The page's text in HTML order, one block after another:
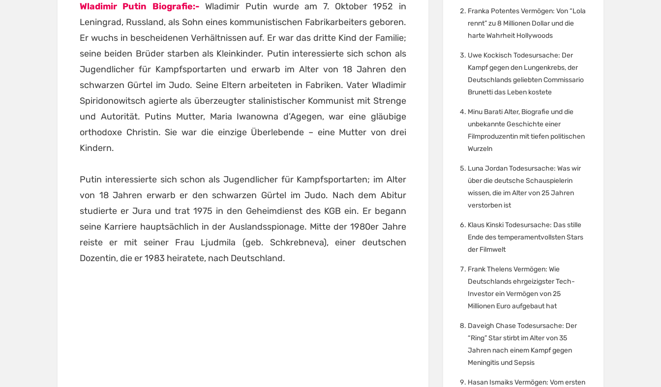
Wladimir Putin Biografie:- Wladimir Putin wurde am 7. Oktober 1952 in
Leningrad, Russland, als Sohn eines kommunistischen Fabrikarbeiters geboren.
Er wuchs in bescheidenen Verhältnissen auf. Er war das dritte Kind der Familie;
seine beiden Brüder starben als Kleinkinder. Putin interessierte sich schon als
Jugendlicher für Kampfsportarten und erwarb im Alter von 18 Jahren den
schwarzen Gürtel im Judo. Seine Eltern arbeiteten in Fabriken. Vater Wladimir
Spiridonowitsch agierte als überzeugter stalinistischer Kommunist mit Strenge
und Autorität. Putins Mutter, Maria Iwanowna d’Agegen, war eine gläubige
orthodoxe Christin. Sie war die einzige Überlebende – eine Mutter von drei
Kindern.
Putin interessierte sich schon als Jugendlicher für Kampfsportarten; im Alter
von 18 Jahren erwarb er den schwarzen Gürtel im Judo. Nach dem Abitur
studierte er Jura und trat 1975 in den Geheimdienst des KGB ein. Er begann
seine Karriere hauptsächlich in der Auslandsspionage. Mitte der 1980er Jahre
reiste er mit seiner Frau Ljudmila (geb. Schkrebneva), einer deutschen
Dozentin, die er 1983 heiratete, nach Deutschland.
Franka Potentes Vermögen: Von “Lola
rennt” zu 8 Millionen Dollar und die
harte Wahrheit Hollywoods
Uwe Kockisch Todesursache: Der
Kampf gegen den Lungenkrebs, der
Deutschlands geliebten Commissario
Brunetti das Leben kostete
Minu Barati Alter, Biografie und die
unbekannte Geschichte einer
Filmproduzentin mit tiefen politischen
Wurzeln
Luna Jordan Todesursache: Was wir
über die deutsche Schauspielerin
wissen, die im Alter von 25 Jahren
verstorben ist
Klaus Kinski Todesursache: Das stille
Ende des temperamentvollsten Stars
der Filmwelt
Frank Thelens Vermögen: Wie
Deutschlands ehrgeizigster Tech-
Investor ein Vermögen von 25
Millionen Euro aufgebaut hat
Daveigh Chase Todesursache: Der
“Ring” Star stirbt im Alter von 35
Jahren nach einem Kampf gegen
Meningitis und Sepsis
Hasan Ismaiks Vermögen: Vom ersten